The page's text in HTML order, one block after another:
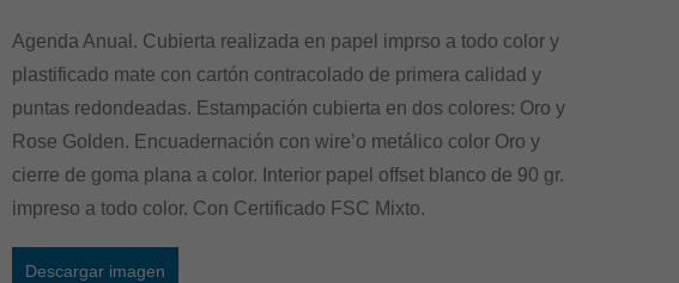
–
16
x
21
cm.
–
x
cm.
Agenda Anual. Cubierta realizada en papel imprso a todo color y
plastificado mate con cartón contracolado de primera calidad y
puntas redondeadas. Estampación cubierta en dos colores: Oro y
Rose Golden. Encuadernación con wire’o metálico color Oro y
cierre de goma plana a color. Interior papel offset blanco de 90 gr.
impreso a todo color. Con Certificado FSC Mixto.
Descargar imagen